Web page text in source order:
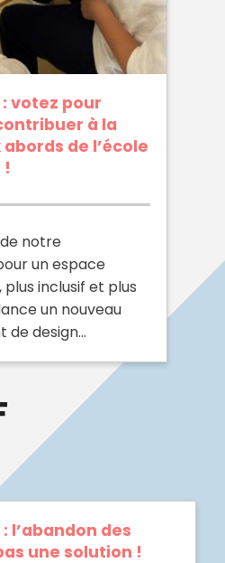
votez pour
à la
de l’école
!
notre
un espace
plus inclusif et plus
un nouveau
de design…
l’abandon des
une solution !